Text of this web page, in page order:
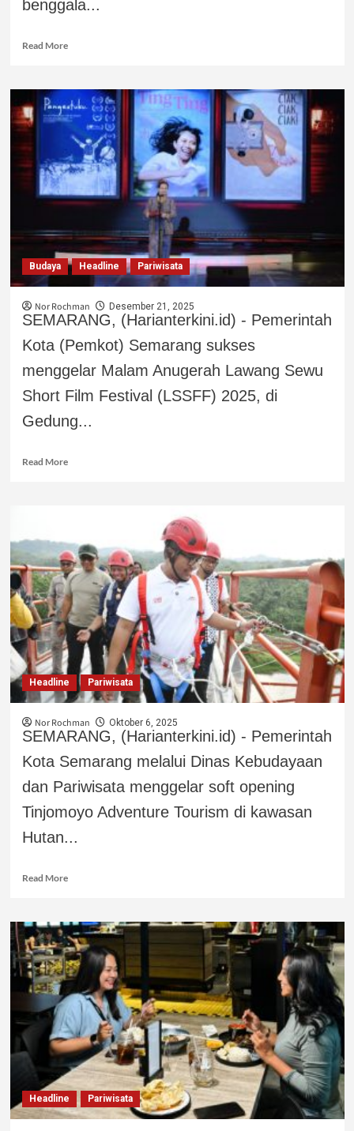
benggala...
Read More
Budaya Headline Pariwisata
Nor Rochman Desember 21, 2025
SEMARANG, (Harianterkini.id) - Pemerintah
Kota (Pemkot) Semarang sukses
menggelar Malam Anugerah Lawang Sewu
Short Film Festival (LSSFF) 2025, di
Gedung...
Read More
Headline Pariwisata
Nor Rochman Oktober 6, 2025
SEMARANG, (Harianterkini.id) - Pemerintah
Kota Semarang melalui Dinas Kebudayaan
dan Pariwisata menggelar soft opening
Tinjomoyo Adventure Tourism di kawasan
Hutan...
Read More
Headline Pariwisata